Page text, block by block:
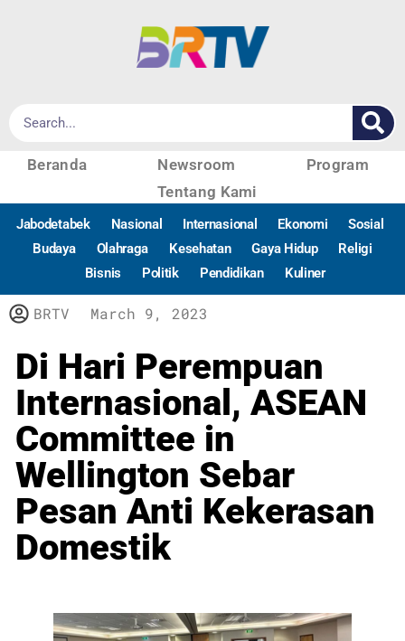
Beranda Newsroom
Program
Tentang Kami
Jabodetabek Nasional Internasional Ekonomi
Sosial
Budaya
Olahraga Kesehatan Gaya Hidup
Religi
Bisnis
Politik Pendidikan Kuliner
BRTV March 9, 2023
Di Hari Perempuan
Internasional, ASEAN
Committee in
Wellington Sebar
Pesan Anti Kekerasan
Domestik